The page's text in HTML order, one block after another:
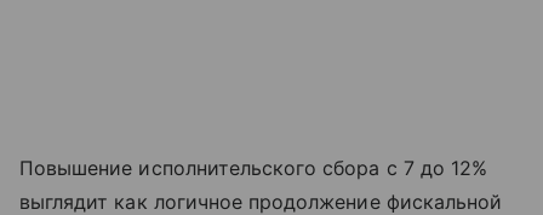
Повышение исполнительского сбора с 7 до 12%
выглядит как логичное продолжение фискальной